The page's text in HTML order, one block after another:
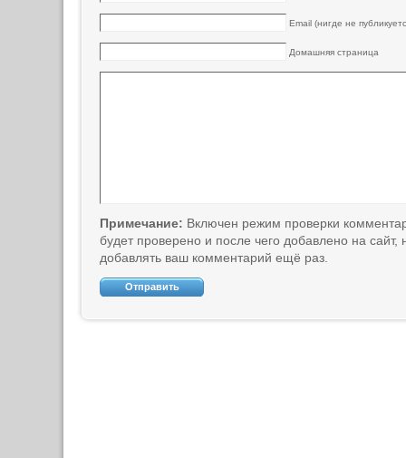
Email (нигде не
Домашняя страница
Примечание: Включен режим проверки
будет проверено и после чего добавлено на сайт,
добавлять ваш комментарий ещё раз.